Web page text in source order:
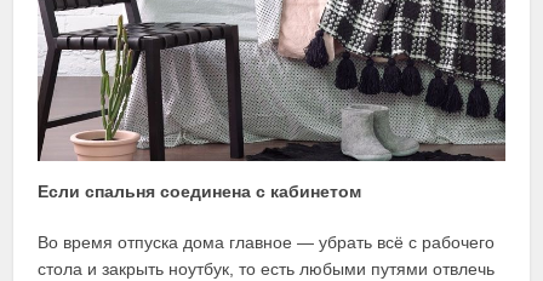
Если спальня соединена с кабинетом
Во время отпуска дома главное — убрать всё с рабочего
стола и закрыть ноутбук, то есть любыми путями отвлечь